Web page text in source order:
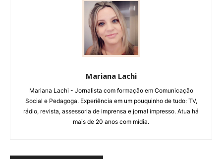
Mariana Lachi
Mariana Lachi - Jornalista com formação em Comunicação
Social e Pedagoga. Experiência em um pouquinho de tudo: TV,
rádio, revista, assessoria de imprensa e jornal impresso. Atua há
mais de 20 anos com mídia.